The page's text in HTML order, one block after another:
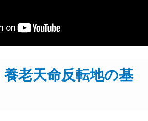
養老天命反転地の基